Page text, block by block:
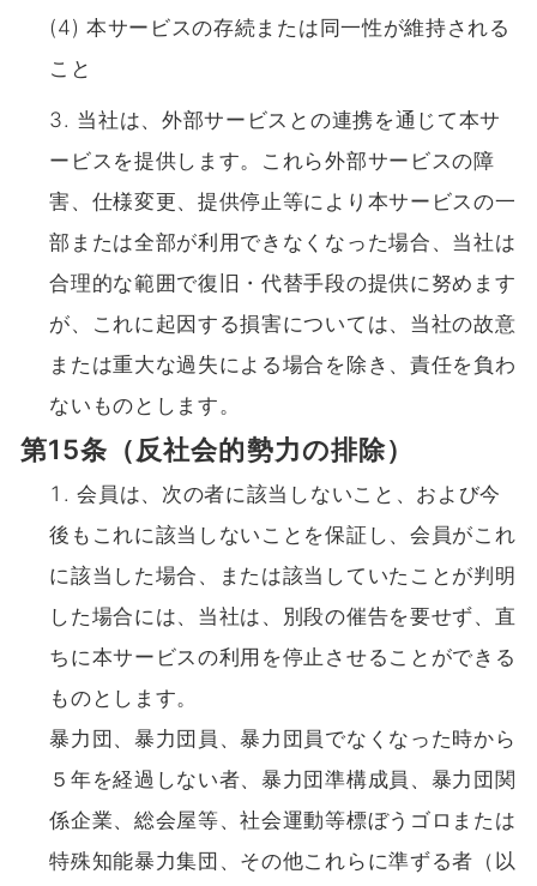
(4) 本サービスの存続または同一性が維持される
こと
当社は、外部サービスとの連携を通じて本サ
ービスを提供します。これら外部サービスの障
害、仕様変更、提供停止等により本サービスの一
部または全部が利用できなくなった場合、当社は
合理的な範囲で復旧・代替手段の提供に努めます
が、これに起因する損害については、当社の故意
または重大な過失による場合を除き、責任を負わ
ないものとします。
第15条（反社会的勢力の排除）
会員は、次の者に該当しないこと、および今
後もこれに該当しないことを保証し、会員がこれ
に該当した場合、または該当していたことが判明
した場合には、当社は、別段の催告を要せず、直
ちに本サービスの利用を停止させることができる
ものとします。
暴力団、暴力団員、暴力団員でなくなった時から
５年を経過しない者、暴力団準構成員、暴力団関
係企業、総会屋等、社会運動等標ぼうゴロまたは
特殊知能暴力集団、その他これらに準ずる者（以